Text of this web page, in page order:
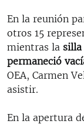
En la reunión
otros 15
mientras la silla
permaneció
OEA, Carmen
asistir.
En la apertura